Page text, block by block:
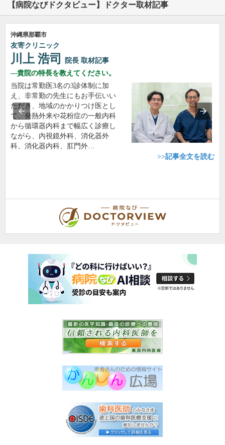
【病院なびドクタビュー】ドクター取材記事
沖縄県那覇市
友寄クリニック
川上 浩司 院長 取材記事
貴院の特長を教えてください。
当院は常勤医3名の3診体制に加
え、非常勤の先生にもお手伝いい
ただき、地域のかかりつけ医とし
て、発熱外来や花粉症の一般内科
から循環器内科まで幅広く診療し
ながら、内視鏡外科、消化器外
科、消化器内科、肛門外…
>>記事全文を読む